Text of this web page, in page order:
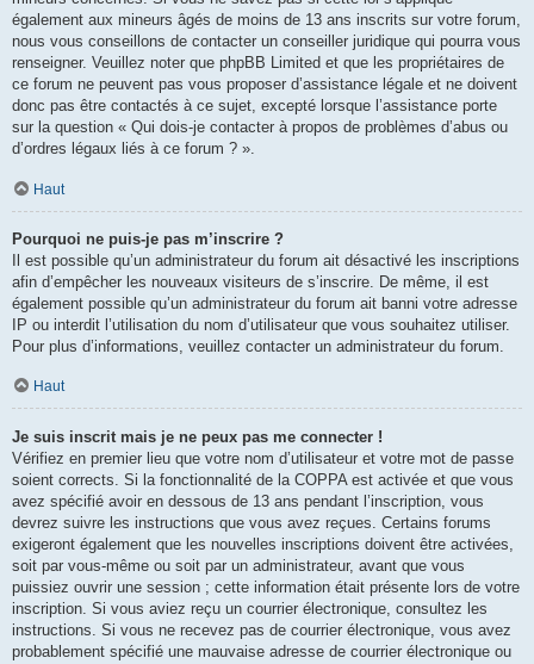
également aux mineurs âgés de moins de 13 ans inscrits sur votre forum,
nous vous conseillons de contacter un conseiller juridique qui pourra vous
renseigner. Veuillez noter que phpBB Limited et que les propriétaires de
ce forum ne peuvent pas vous proposer d’assistance légale et ne doivent
donc pas être contactés à ce sujet, excepté lorsque l’assistance porte
sur la question « Qui dois-je contacter à propos de problèmes d’abus ou
d’ordres légaux liés à ce forum ? ».
Haut
Pourquoi ne puis-je pas m’inscrire ?
Il est possible qu’un administrateur du forum ait désactivé les inscriptions
afin d’empêcher les nouveaux visiteurs de s’inscrire. De même, il est
également possible qu’un administrateur du forum ait banni votre adresse
IP ou interdit l’utilisation du nom d’utilisateur que vous souhaitez utiliser.
Pour plus d’informations, veuillez contacter un administrateur du forum.
Haut
Je suis inscrit mais je ne peux pas me connecter !
Vérifiez en premier lieu que votre nom d’utilisateur et votre mot de passe
soient corrects. Si la fonctionnalité de la COPPA est activée et que vous
avez spécifié avoir en dessous de 13 ans pendant l’inscription, vous
devrez suivre les instructions que vous avez reçues. Certains forums
exigeront également que les nouvelles inscriptions doivent être activées,
soit par vous-même ou soit par un administrateur, avant que vous
puissiez ouvrir une session ; cette information était présente lors de votre
inscription. Si vous aviez reçu un courrier électronique, consultez les
instructions. Si vous ne recevez pas de courrier électronique, vous avez
probablement spécifié une mauvaise adresse de courrier électronique ou